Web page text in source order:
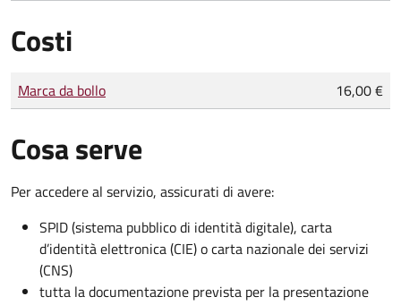
Costi
Tipo di pagamento
Importo
Marca da bollo 16,00 €
Cosa serve
Per accedere al servizio, assicurati di avere:
SPID (sistema pubblico di identità digitale), carta
d’identità elettronica (CIE) o carta nazionale dei servizi
(CNS)
tutta la documentazione prevista per la presentazione